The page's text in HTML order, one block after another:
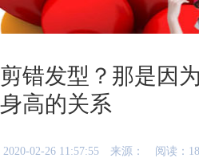
剪错发型？那是因
身高的关系
2020-02-26 11:57:55 来源：
阅读：18